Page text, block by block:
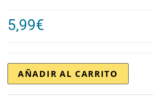
5,99€
AÑADIR AL CARRITO